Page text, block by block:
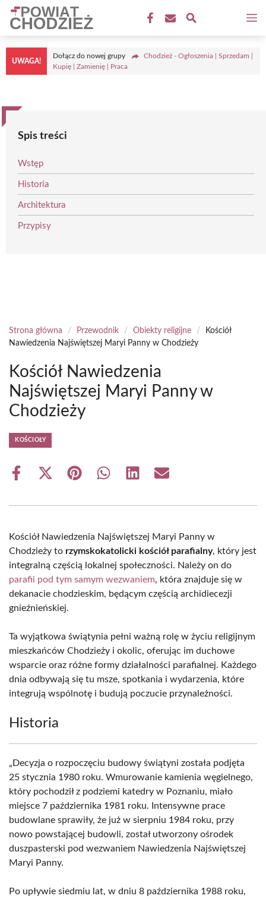
Przejdź
treści
UWAGA!
Dołącz do nowej grupy
Chodzież - Ogłoszenia | Sprzedam |
Kupię | Zamienię | Praca
Spis treści
Wstęp
Historia
Architektura
Przypisy
Strona główna / Przewodnik / Obiekty religijne /
Kościół
Nawiedzenia Najświętszej Maryi Panny w Chodzieży
Kościół Nawiedzenia
Najświętszej Maryi Panny w
Chodzieży
KOŚCIOŁY
Share
Share
(Twitter)
Share Share Share Share
Kościół Nawiedzenia Najświętszej Maryi Panny w
Chodzieży to rzymskokatolicki kościół parafialny, który jest
integralną częścią lokalnej społeczności. Należy on do
parafii pod tym samym wezwaniem, która znajduje się w
dekanacie chodzieskim, będącym częścią archidiecezji
gnieźnieńskiej.
Ta wyjątkowa świątynia pełni ważną rolę w życiu religijnym
mieszkańców Chodzieży i okolic, oferując im duchowe
wsparcie oraz różne formy działalności parafialnej. Każdego
dnia odbywają się tu msze, spotkania i wydarzenia, które
integrują wspólnotę i budują poczucie przynależności.
Historia
„Decyzja o rozpoczęciu budowy świątyni została podjęta
25 stycznia 1980 roku. Wmurowanie kamienia węgielnego,
który pochodził z podziemi katedry w Poznaniu, miało
miejsce 7 października 1981 roku. Intensywne prace
budowlane sprawiły, że już w sierpniu 1984 roku, przy
nowo powstającej budowli, został utworzony ośrodek
duszpasterski pod wezwaniem Nawiedzenia Najświętszej
Maryi Panny.
Po upływie siedmiu lat, w dniu 8 października 1988 roku,